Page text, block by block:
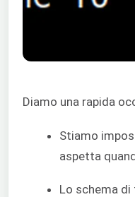
Diamo una rapida
Stiamo
aspetta
Lo schema